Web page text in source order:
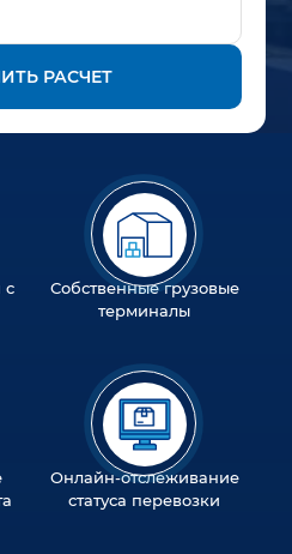
РАСЧЕТ
с
Собственные грузовые
терминалы
Онлайн-отслеживание
статуса перевозки